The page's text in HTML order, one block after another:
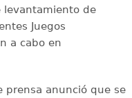
levantamiento de
Juegos
a cabo en
prensa anunció que se